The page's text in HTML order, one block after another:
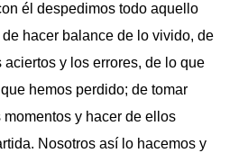
él despedimos todo aquello
hacer balance de lo vivido, de
aciertos y los errores, de lo que
hemos perdido; de tomar
y hacer de ellos
Nosotros así lo hacemos y